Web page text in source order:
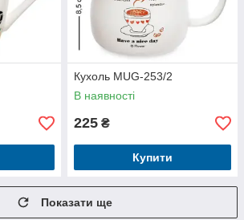
Кухоль MUG-253/2
В наявності
225 ₴
Купити
Показати ще